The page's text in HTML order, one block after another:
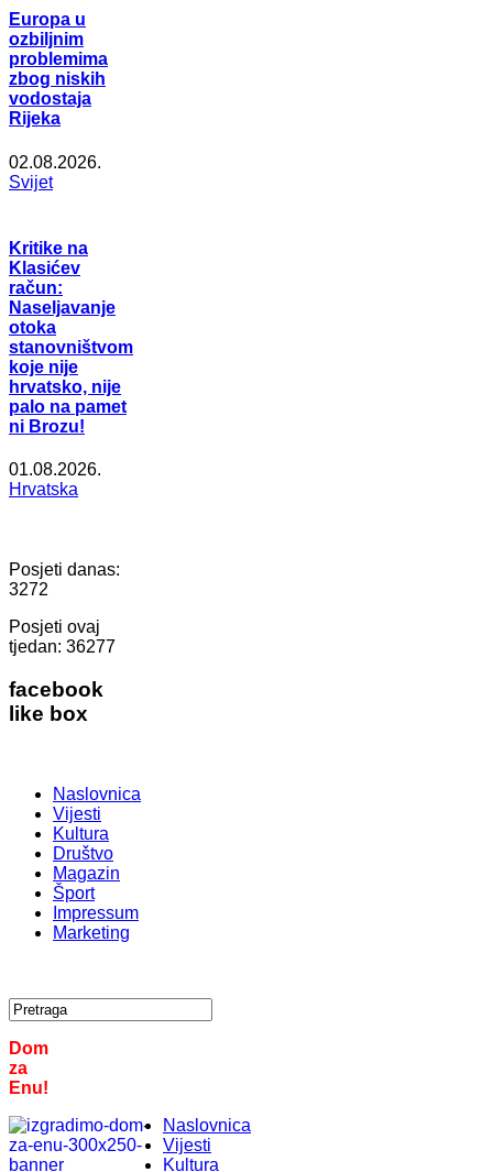
Europa u
ozbiljnim
problemima
zbog niskih
vodostaja
Rijeka
02.08.2026.
Svijet
Kritike na
Klasićev
račun:
Naseljavanje
otoka
stanovništvom
koje nije
hrvatsko, nije
palo na pamet
ni Brozu!
01.08.2026.
Hrvatska
Posjeti danas:
3272
Posjeti ovaj
tjedan: 36277
facebook
like box
Naslovnica
Vijesti
Kultura
Društvo
Magazin
Šport
Impressum
Marketing
Dom
za
Enu!
Naslovnica
Vijesti
Kultura